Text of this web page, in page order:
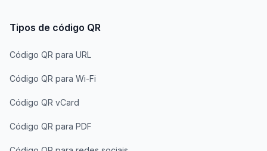
Tipos de código QR
Código QR para URL
Código QR para Wi-Fi
Código QR vCard
Código QR para PDF